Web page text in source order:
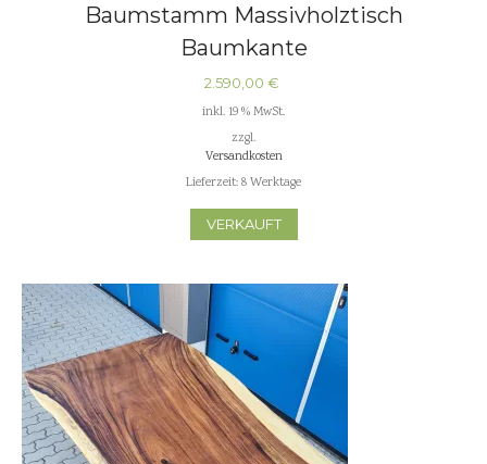
Baumstamm Massivholztisch
Baumkante
2.590,00 €
inkl. 19 % MwSt.
zzgl.
Versandkosten
Lieferzeit:8 Werktage
VERKAUFT